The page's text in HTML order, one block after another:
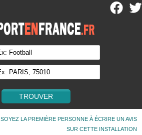
SOYEZ LA PREMIÈRE PERSONNE À ÉCRIRE UN AVIS
SUR CETTE INSTALLATION